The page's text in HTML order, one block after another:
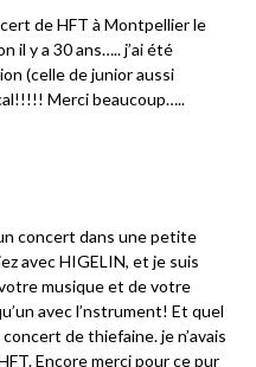
de HFT à Montpellier le
il y a 30 ans….. j’ai été
(celle de junior aussi
Merci beaucoup…..
concert dans une petite
avec HIGELIN, et je suis
musique et de votre
avec l’nstrument! Et quel
de thiefaine. je n’avais
Encore merci pour ce pur